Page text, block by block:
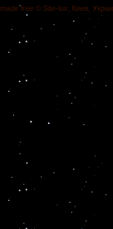
made free © Site-lux, Киев,